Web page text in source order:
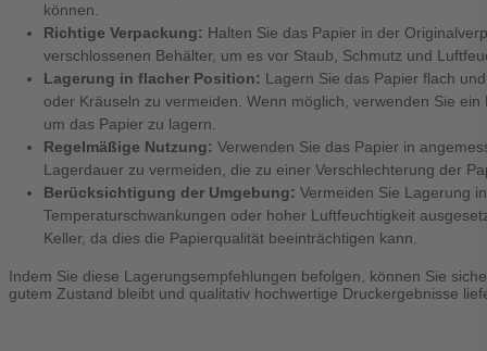
können.
Richtige Verpackung: Halten Sie das Papier in der
verschlossenen Behälter, um es vor Staub, Schmutz und
Lagerung in flacher Position: Lagern Sie das Papier flach
oder Kräuseln zu vermeiden. Wenn möglich, verwenden Sie
um das Papier zu lagern.
Regelmäßige Nutzung: Verwenden Sie das Papier in
Lagerdauer zu vermeiden, die zu einer Verschlechterung der
Berücksichtigung der Umgebung: Vermeiden Sie Lagerung
Temperaturschwankungen oder hoher Luftfeuchtigkeit
Keller, da dies die Papierqualität beeinträchtigen kann.
Indem Sie diese Lagerungsempfehlungen befolgen, können Sie
gutem Zustand bleibt und qualitativ hochwertige Druckergebnisse